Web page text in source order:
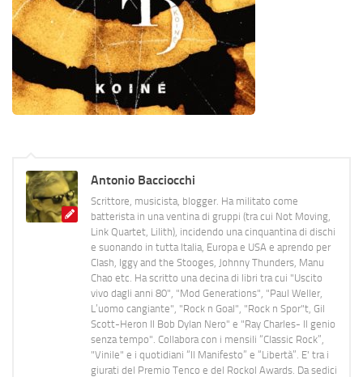
Antonio Bacciocchi
Scrittore, musicista, blogger. Ha militato come
batterista in una ventina di gruppi (tra cui Not Moving,
Link Quartet, Lilith), incidendo una cinquantina di dischi
e suonando in tutta Italia, Europa e USA e aprendo per
Clash, Iggy and the Stooges, Johnny Thunders, Manu
Chao etc. Ha scritto una decina di libri tra cui "Uscito
vivo dagli anni 80", "Mod Generations", "Paul Weller,
L’uomo cangiante", "Rock n Goal", "Rock n Spor"t, Gil
Scott-Heron Il Bob Dylan Nero" e "Ray Charles- Il genio
senza tempo". Collabora con i mensili “Classic Rock”,
"Vinile" e i quotidiani “Il Manifesto” e “Libertà”. E' tra i
giurati del Premio Tenco e del Rockol Awards. Da sedici